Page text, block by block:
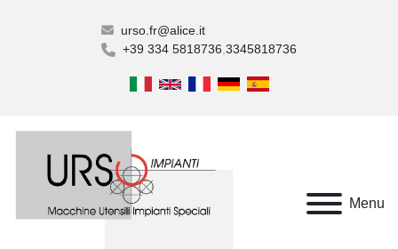
urso.fr@alice.it
+39 334 5818736 3345818736
Menu